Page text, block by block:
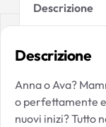
Descrizione
Descrizione
Anna o Ava?
o perfettamente
nuovi inizi? Tutto